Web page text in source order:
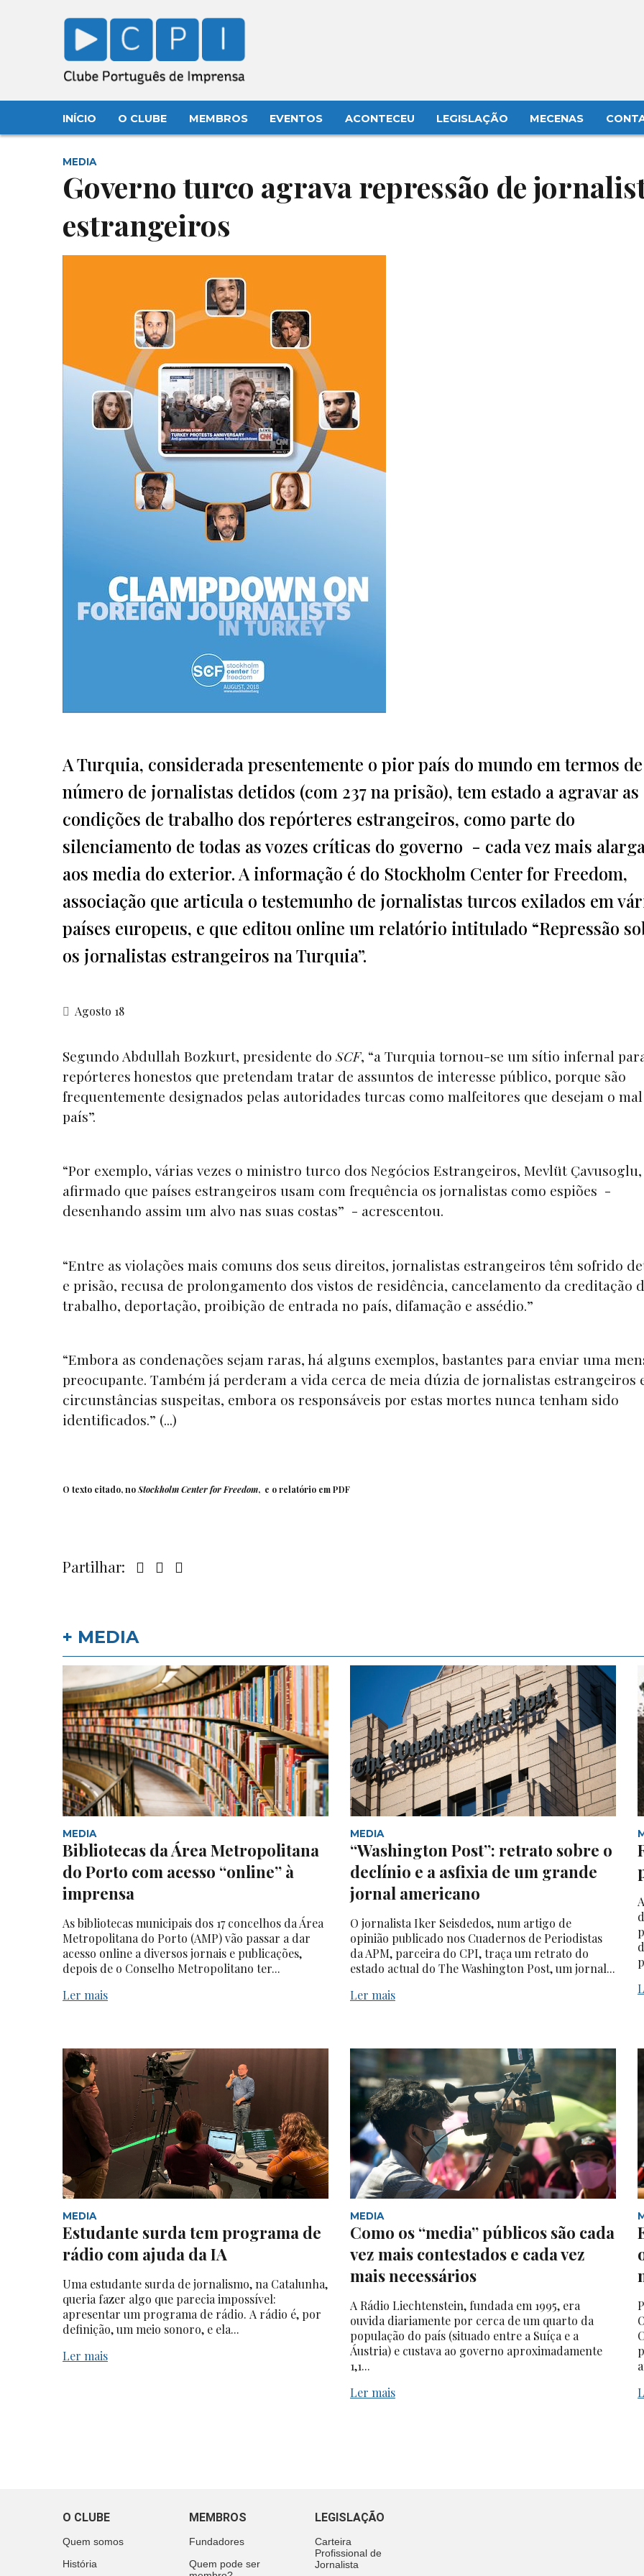
INÍCIO O CLUBE MEMBROS EVENTOS ACONTECEU LEGISLAÇÃO MECENAS
MEDIA
Governo turco agrava repressão de
estrangeiros
A Turquia, considerada presentemente o pior país do mundo em termos de
número de jornalistas detidos (com 237 na prisão), tem estado a agravar as
condições de trabalho dos repórteres estrangeiros, como parte do
silenciamento de todas as vozes críticas do governo - cada vez mais
aos media do exterior. A informação é do Stockholm Center for Freedom,
associação que articula o testemunho de jornalistas turcos exilados em
países europeus, e que editou online um relatório intitulado “Repressão
os jornalistas estrangeiros na Turquia”.
Agosto 18
Segundo Abdullah Bozkurt, presidente do SCF, “a Turquia tornou-se um sítio infernal
repórteres honestos que pretendam tratar de assuntos de interesse público, porque são
frequentemente designados pelas autoridades turcas como malfeitores que desejam o
país”.
“Por exemplo, várias vezes o ministro turco dos Negócios Estrangeiros, Mevlüt
afirmado que países estrangeiros usam com frequência os jornalistas como espiões -
desenhando assim um alvo nas suas costas” - acrescentou.
“Entre as violações mais comuns dos seus direitos, jornalistas estrangeiros têm sofrido
e prisão, recusa de prolongamento dos vistos de residência, cancelamento da creditação
trabalho, deportação, proibição de entrada no país, difamação e assédio.”
“Embora as condenações sejam raras, há alguns exemplos, bastantes para enviar uma
preocupante. Também já perderam a vida cerca de meia dúzia de jornalistas estrangeiros
circunstâncias suspeitas, embora os responsáveis por estas mortes nunca tenham sido
identificados.” (...)
O texto citado, noStockholm Center for Freedom, e orelatório em PDF
Partilhar:
+ MEDIA
MEDIA
Bibliotecas da Área Metropolitana
do Porto com acesso “online” à
imprensa
As bibliotecas municipais dos 17 concelhos da Área
Metropolitana do Porto (AMP) vão passar a dar
acesso online a diversos jornais e publicações,
depois de o Conselho Metropolitano ter...
Ler mais
MEDIA
“Washington Post”: retrato sobre o
declínio e a asfixia de um grande
jornal americano
O jornalista Iker Seisdedos, num artigo de
opinião publicado nos Cuadernos de Periodistas
da APM, parceira do CPI, traça um retrato do
estado actual do The Washington Post, um jornal...
Ler mais
MEDIA
Estudante surda tem programa de
rádio com ajuda da IA
Uma estudante surda de jornalismo, na Catalunha,
queria fazer algo que parecia impossível:
apresentar um programa de rádio. A rádio é, por
definição, um meio sonoro, e ela...
Ler mais
MEDIA
Como os “media” públicos são cada
vez mais contestados e cada vez
mais necessários
A Rádio Liechtenstein, fundada em 1995, era
ouvida diariamente por cerca de um quarto da
população do país (situado entre a Suíça e a
Áustria) e custava ao governo aproximadamente
1,1...
Ler mais
O CLUBE
Quem somos
História
MEMBROS
Fundadores
Quem pode ser
LEGISLAÇÃO
Carteira
Profissional de
Jornalista